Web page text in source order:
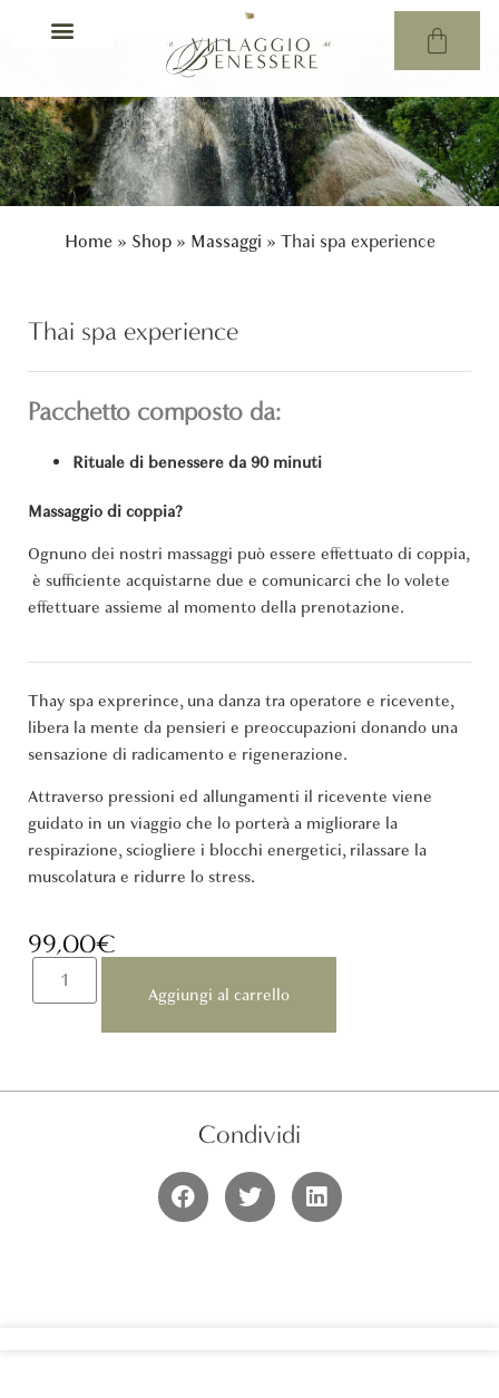
Home» Shop» Massaggi » Thai spa experience
Thai spa experience
Pacchetto composto da:
Rituale di benessere da 90 minuti
Massaggio di coppia?
Ognuno dei nostri massaggi può essere effettuato di coppia,
è sufficiente acquistarne due e comunicarci che lo volete
effettuare assieme al momento della prenotazione.
Thay spa exprerince, una danza tra operatore e ricevente,
libera la mente da pensieri e preoccupazioni donando una
sensazione di radicamento e rigenerazione.
Attraverso pressioni ed allungamenti il ricevente viene
guidato in un viaggio che lo porterà a migliorare la
respirazione, sciogliere i blocchi energetici, rilassare la
muscolatura e ridurre lo stress.
99,00€
Aggiungi al carrello
Condividi